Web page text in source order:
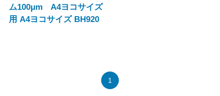
ム100μm A4ヨコサイズ
用 A4ヨコサイズ BH920
1